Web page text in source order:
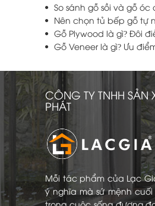
So sánh gỗ sồi và gỗ
Nên chọn tủ bếp gỗ tự
Gỗ Plywood là gì? Đôi
Gỗ Veneer là gì? Ưu
CÔNG TY TNHH
PHÁT
Mỗi tác phẩm của Lạc
ý nghĩa mà sứ mệnh